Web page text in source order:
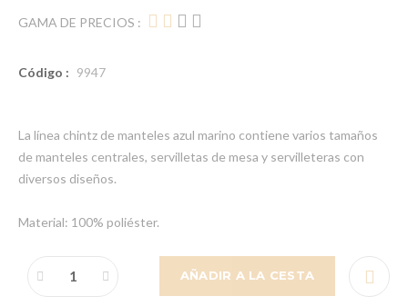
GAMA DE PRECIOS :
Código : 9947
La línea chintz de manteles azul marino contiene varios tamaños
de manteles centrales, servilletas de mesa y servilleteras con
diversos diseños.
Material: 100% poliéster.
AÑADIR A LA CESTA